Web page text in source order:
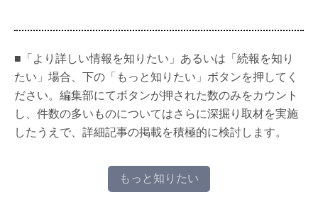
■「より詳しい情報を知りたい」あるいは「続報を知り
たい」場合、下の「もっと知りたい」ボタンを押してく
ださい。編集部にてボタンが押された数のみをカウント
し、件数の多いものについてはさらに深掘り取材を実施
したうえで、詳細記事の掲載を積極的に検討します。
もっと知りたい